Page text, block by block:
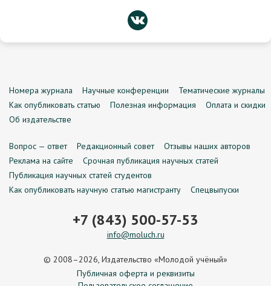
Номера журнала Научные конференции
Тематические журналы
Как опубликовать статью
Полезная информация
Оплата и скидки
Об издательстве
Вопрос — ответ Редакционный совет
Отзывы наших авторов
Реклама на сайте
Срочная публикация научных статей
Публикация научных статей студентов
Как опубликовать научную статью магистранту
Спецвыпуски
+7 (843) 500-57-53
info@moluch.ru
© 2008–2026, Издательство «Молодой учёный»
Публичная оферта и реквизиты